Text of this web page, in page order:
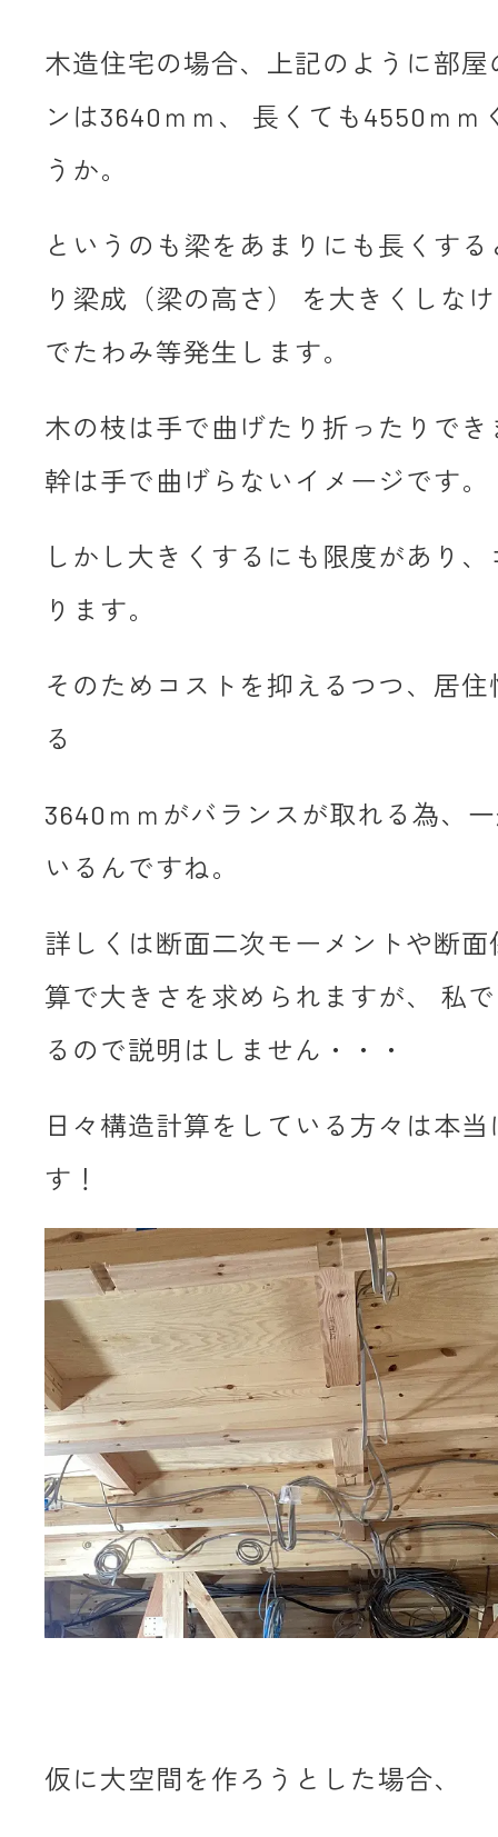
木造住宅の場合、上記のように部
ンは3640ｍｍ、 長くても4550ｍｍ
うか。
というのも梁をあまりにも長くす
り梁成（梁の高さ） を大きくしな
でたわみ等発生します。
木の枝は手で曲げたり折ったりで
幹は手で曲げらないイメージです。
しかし大きくするにも限度があり
ります。
そのためコストを抑えるつつ、居
る
3640ｍｍがバランスが取れる為、
いるんですね。
詳しくは断面二次モーメントや断
算で大きさを求められますが、 私
るので説明はしません・・・
日々構造計算をしている方々は本
す！
仮に大空間を作ろうとした場合、